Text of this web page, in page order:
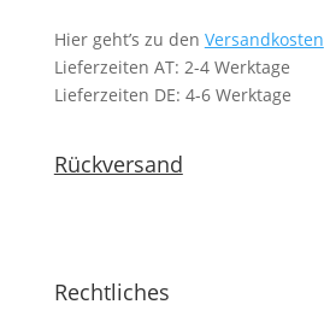
Hier geht’s zu den Versandkosten
Lieferzeiten AT: 2-4 Werktage
Lieferzeiten DE: 4-6 Werktage
Rückversand
Rechtliches